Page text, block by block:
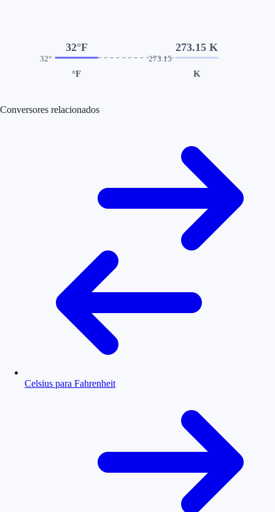
32°
32°F
°F
273.15
273.15 K
K
Conversores relacionados
Celsius para Fahrenheit